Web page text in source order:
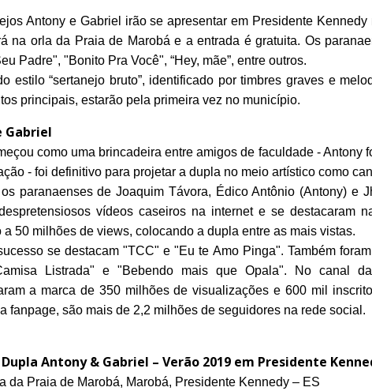
Antony e Gabriel irão se apresentar em Presidente
na orla da Praia de Marobá e a entrada é gratuita. Os
Padre", "Bonito Pra Você", “Hey, mãe”, entre outros.
estilo “sertanejo bruto”, identificado por timbres graves e
principais, estarão pela primeira vez no município.
Gabriel
como uma brincadeira entre amigos de faculdade - Antony
- foi definitivo para projetar a dupla no meio artístico como
paranaenses de Joaquim Távora, Édico Antônio (Antony) e
vídeos caseiros na internet e se destacaram
a 50 milhões de views, colocando a dupla entre as mais vistas.
se destacam "TCC" e "Eu te Amo Pinga". Também
Listrada" e "Bebendo mais que Opala". No canal
a marca de 350 milhões de visualizações e 600 mil
fanpage, são mais de 2,2 milhões de seguidores na rede social.
Antony & Gabriel – Verão 2019 em Presidente
da Praia de Marobá, Marobá, Presidente Kennedy – ES